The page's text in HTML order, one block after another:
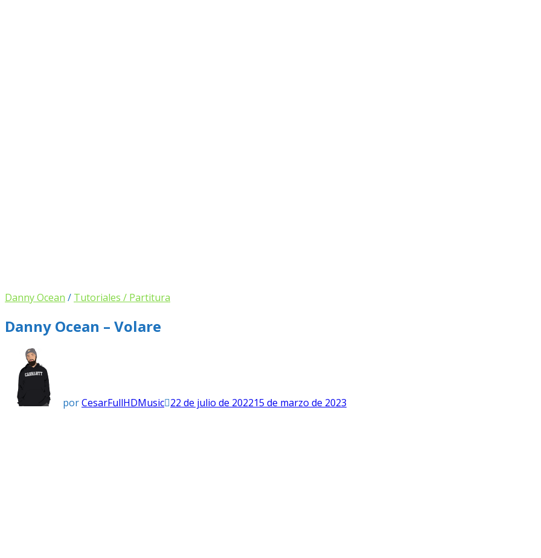
Danny Ocean / Tutoriales / Partitura
Danny Ocean – Volare
porCesarFullHDMusic 22 de julio de 202215 de marzo de 2023